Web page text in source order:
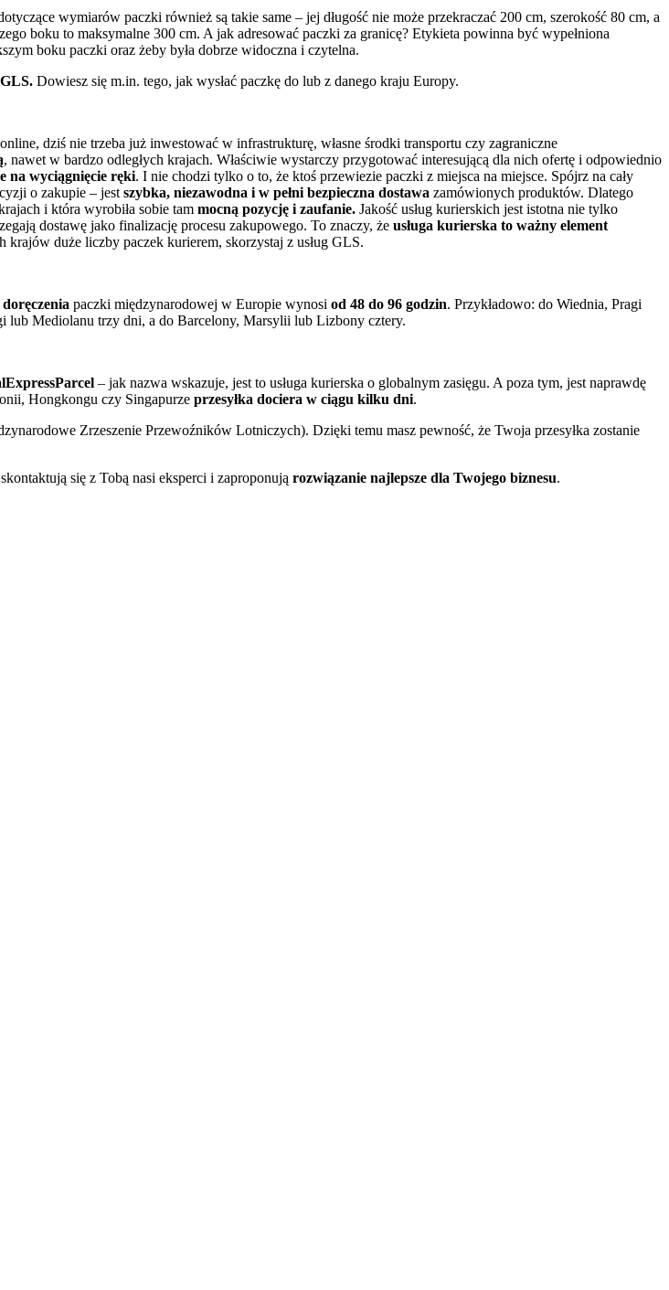
wymiarów paczki również są takie same – jej długość nie może przekraczać 200 cm, szerokość 80 cm, a
boku to maksymalne 300 cm. A jak adresować paczki za granicę? Etykieta powinna być wypełniona
boku paczki oraz żeby była dobrze widoczna i czytelna.
Dowiesz się m.in. tego, jak wysłać paczkę do lub z danego kraju Europy.
dziś nie trzeba już inwestować w infrastrukturę, własne środki transportu czy zagraniczne
, nawet w bardzo odległych krajach. Właściwie wystarczy przygotować interesującą dla nich ofertę i odpowiednio
na wyciągnięcie ręki. I nie chodzi tylko o to, że ktoś przewiezie paczki z miejsca na miejsce. Spójrz na cały
o zakupie – jestszybka, niezawodna i w pełni bezpieczna dostawa zamówionych produktów. Dlatego
i która wyrobiła sobie tam mocną pozycję i zaufanie. Jakość usług kurierskich jest istotna nie tylko
dostawę jako finalizację procesu zakupowego. To znaczy, że usługa kurierska to ważny element
krajów duże liczby paczek kurierem, skorzystaj z usług GLS.
paczki międzynarodowej w Europie wynosi od 48 do 96 godzin. Przykładowo: do Wiednia, Pragi
lub Mediolanu trzy dni, a do Barcelony, Marsylii lub Lizbony cztery.
– jak nazwa wskazuje, jest to usługa kurierska o globalnym zasięgu. A poza tym, jest naprawdę
Hongkongu czy Singapurze przesyłka dociera w ciągu kilku dni.
Zrzeszenie Przewoźników Lotniczych). Dzięki temu masz pewność, że Twoja przesyłka zostanie
skontaktują się z Tobą nasi eksperci i zaproponują rozwiązanie najlepsze dla Twojego biznesu.